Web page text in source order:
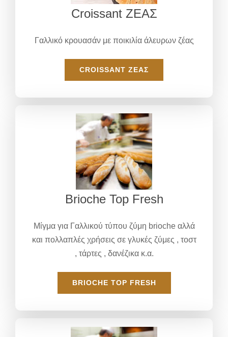
Croissant ΖΕΑΣ
Γαλλικό κρουασάν με ποικιλία άλευρων ζέας
CROISSANT ΖΕΑΣ
Brioche Top Fresh
Μίγμα για Γαλλικού τύπου ζύμη brioche αλλά
και πολλαπλές χρήσεις σε γλυκές ζύμες , τοστ
, τάρτες , δανέζικα κ.α.
BRIOCHE TOP FRESH